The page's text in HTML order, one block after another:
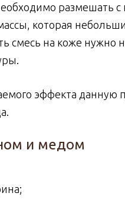
размешать
которая
смесь на коже нужно
эффекта данную
и медом